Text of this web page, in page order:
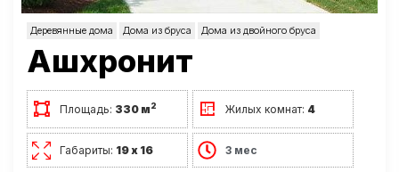
Деревянные дома Дома из бруса Дома из двойного бруса
Ашхронит
Площадь: 330 м2 Жилых комнат: 4
Габариты: 19 х 16 3 мес